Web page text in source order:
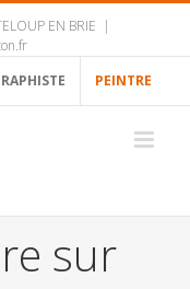
EN BRIE |
PEINTRE
sur